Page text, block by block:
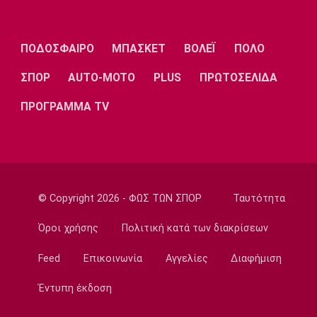
Στον Παναιτωλικό ο Μάρβελους Νακάμπα
13:40
Το Ελεγκτικό Συνέδριο ακύρωσε τον
13:27
Ίντερ: «Δένει» για πάντα τον Ντιμάρκο
13:20
Στη Μπανταλόνα για ένα χρόνο ο Μπούγκι
ΠΟΔΟΣΦΑΙΡΟ ΜΠΑΣΚΕΤ ΒΟΛΕΪ ΠΟΛΟ
ΣΠΟΡ AUTO-MOTO PLUS ΠΡΩΤΟΣΕΛΙΔΑ
ΠΡΟΓΡΑΜΜΑ TV
© Copyright 2026 - ΦΩΣ ΤΩΝ ΣΠΟΡ Ταυτότητα
Όροι χρήσης Πολιτική κατά των διακρίσεων
Feed Επικοινωνία Αγγελίες Διαφήμιση
Έντυπη έκδοση